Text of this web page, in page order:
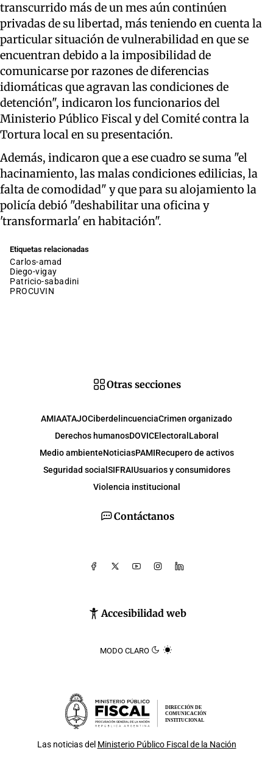
transcurrido más de un mes aún continúen
privadas de su libertad, más teniendo en cuenta la
particular situación de vulnerabilidad en que se
encuentran debido a la imposibilidad de
comunicarse por razones de diferencias
idiomáticas que agravan las condiciones de
detención", indicaron los funcionarios del
Ministerio Público Fiscal y del Comité contra la
Tortura local en su presentación.
Además, indicaron que a ese cuadro se suma "el
hacinamiento, las malas condiciones edilicias, la
falta de comodidad" y que para su alojamiento la
policía debió "deshabilitar una oficina y
'transformarla' en habitación".
Etiquetas relacionadas
carlos-amad
diego-vigay
patricio-sabadini
PROCUVIN
Contáctanos
Accesibilidad web
MODO CLARO
Otras secciones
AMIAATAJOCiberdelincuenciaCrimen organizado
Derechos humanosDOVICElectoral Laboral
Medio ambienteNoticiasPAMIRecupero de activos
Seguridad social SIFRAIUsuarios y consumidores
Violencia institucional
DIRECCIÓN DE
COMUNICACIÓN
INSTITUCIONAL
Las noticias del Ministerio Público Fiscal de la Nación